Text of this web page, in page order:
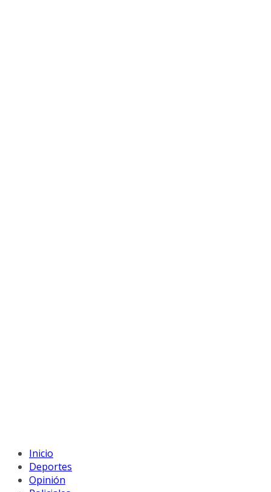
Inicio
Deportes
Opinión